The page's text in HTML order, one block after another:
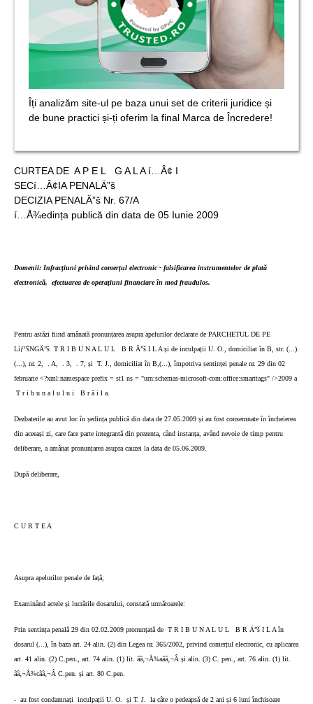
Îți analizăm site-ul pe baza unui set de criterii juridice și
de bune practici și-ți oferim la final Marca de Încredere!
CURTEA DE A P E L G A L A í…Â¢ I
SECí…Â¢IA PENALÄ”š
DECIZIA PENALÄ”š Nr. 67/A
í…Å¾edința publică din data de 05 Iunie 2009
Domenii: Infracțiuni privind comerțul electronic - falsificarea instrumentelor de plată
electronică, efectuarea de operațiuni financiare în mod fraudulos.
Pentru astăzi fiind amânată pronunțarea asupra apelurilor declarate de PARCHETUL DE PE
Líƒ”šNGÄ”š T R I B U N A L U L
B R Ä”š I L A și de inculpații U. O., domiciliat în B, str. (...).
(...), nr. 2,
. A, . 3, . 7, și
T. J., domiciliat în B,(...), împotriva sentinței penale nr. 29 din 02
februarie <?xml:namespace prefix = st1 ns = "urn:schemas-microsoft-com:office:smarttags" />2009 a
T r i b u n a l u l u i
B r ă i l a.
Dezbaterile au avut loc în ședința publică din data de 27.05.2009 și au fost consemnate în încheierea
din aceeași zi, care face parte integrantă din prezenta, când instanța, având nevoie de timp pentru
deliberare, a amânat pronunțarea asupra cauzei la data de 05.06.2009.
După deliberare,
C U R T E A
Asupra apelurilor penale de față;
Examinând actele și lucrările dosarului, constată următoarele:
Prin sentința penală 29 din 02.02.2009 pronunțată de T R I B U N A L U L
B R Ä”š I L A în
dosarul (...), în baza art. 24 alin. (2) din Legea nr. 365/2002, privind comerțul electronic, cu aplicarea
art. 41 alin. (2) C.pen., art. 74 alin. (1) lit. ââ‚¬Å¾aââ‚¬Â și alin. (3) C. pen., art. 76 alin. (1) lit.
ââ‚¬Å¾cââ‚¬Â C.pen. și art. 80 C.pen.
- au fost condamnați inculpații U. O. și T. J.
la câte o pedeapsă de 2 ani și 6 luni închisoare